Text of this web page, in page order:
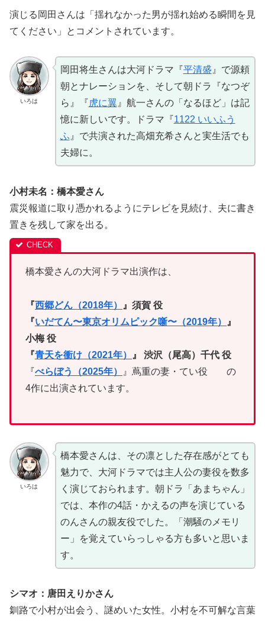
演じる岡田さんは「揺れなかった男が揺れ始める瞬間を見
てください」とコメントされています。
いろは
岡田将生さんは大河ドラマ『平清盛 』で源頼
朝とナレーションを、そして朝ドラ『なつぞ
ら』『虎に翼 』航一さんの「なるほど」は記
憶に新しいです。ドラマ『1122 いいふう
ふ 』で共演された高畑充希さんと実生活でも
夫婦に。
小村未名：橋本愛さん
震災報道に取り憑かれるようにテレビを見続け、夫に書き
置きを残して家を出る。
橋本愛さんの大河ドラマ出演作は、
『西郷どん（2018年）
』須賀 役
『いだてん〜東京オリムピック噺〜（2019年）
』
小梅 役
『青天を衝け（2021年）
』 渋沢（尾高）千代 役
『べらぼう（2025年）
』蔦重の妻・てい役 の
4作に出演されています。
いろは
橋本愛さんは、その凛とした存在感がとても
魅力で、大河ドラマでは主人公の妻役を数多
く演じておられます。朝ドラ「あまちゃん」
では、本作の4話・かえるの声を演じている
のんさんの親友役でした。「潮騒のメモリ
ー」を覚えていらっしゃる方も多いと思いま
す。
シマオ：唐田えりかさん
釧路で小村が出会う、謎めいた女性。小村を不可解な言葉